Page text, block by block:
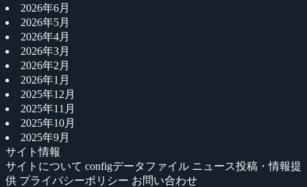
2026年6月
2026年5月
2026年4月
2026年3月
2026年2月
2026年1月
2025年12月
2025年11月
2025年10月
2025年9月
サイト情報
サイトについて configデータファイル ニュース投稿・情報提
供 プライバシーポリシー お問い合わせ